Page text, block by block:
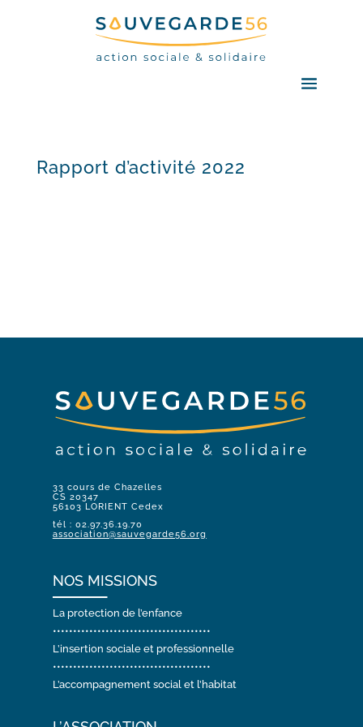
Rapport d’activité 2022
33 cours de Chazelles
CS 20347
56103 LORIENT Cedex
tél : 02.97.36.19.70
association@sauvegarde56.org
NOS MISSIONS
La protection de l’enfance
•••••••••••••••••••••••••••••••••••••••
L’insertion sociale et professionnelle
•••••••••••••••••••••••••••••••••••••••
L’accompagnement social et l’habitat